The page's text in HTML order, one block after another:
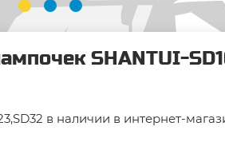
SHANTUI-
в наличии в интернет-